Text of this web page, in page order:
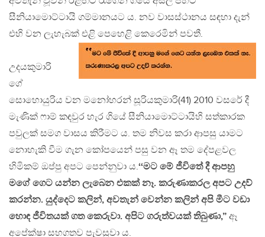
සීනියාමොට්ටායි ගම්මානයට ය. නව වාසස්ථානය සඳහා දැන්
එහි වන ලැහැබක් එළි පෙහෙළි කෙරෙමින් පවතී.
උදයකුමාරි
ගේ
සොහොයුරිය වන මනෝහරන් සූරියකුමාරි(41) 2010 වසරේ දී
මැණික් ෆාම් කඳවුර හැර ගියේ සීනියාමොට්ටායිහි සත්කාරක
පවුලක් සමග වාසය කිරීමට ය. තම නිවස කරා ආපසු යාමට
නොහැකි වීම ගැන කෝපයෙන් පසු වන ඈ තම දේපළවල
හිමිකම් ඔප්පු අපට පෙන්නුවා ය.‘‘මට මේ ජීවිතේ දී ආපහු
මගේ ගෙට යන්න ලැබෙන එකක් නෑ. කරුණාකරල අපට උදව්
කරන්න. යුද්දෙට කලින්, අවතැන් වෙන්න කලින් අපි මීට වඩා
හොඳ ජීවිතයක් ගත කෙරුවා. අපිට ගරුත්වයක් තිබුණා,” ඈ
අපේක්ෂා සහගතව පැවසුවා ය.